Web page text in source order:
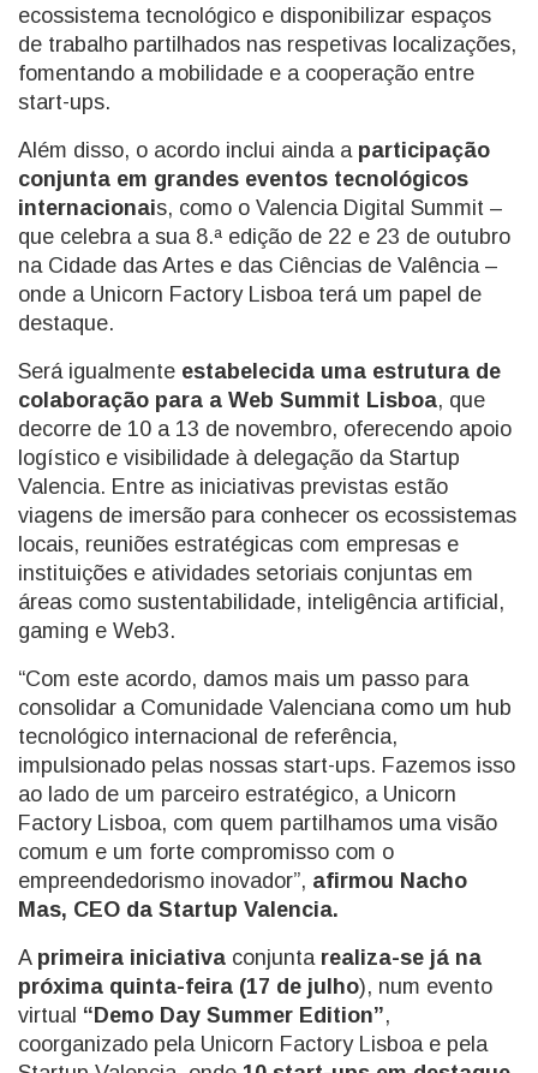
ecossistema tecnológico e disponibilizar espaços
de trabalho partilhados nas respetivas localizações,
fomentando a mobilidade e a cooperação entre
start-ups.
Além disso, o acordo inclui ainda a participação
conjunta em grandes eventos tecnológicos
internacionais, como o Valencia Digital Summit –
que celebra a sua 8.ª edição de 22 e 23 de outubro
na Cidade das Artes e das Ciências de Valência –
onde a Unicorn Factory Lisboa terá um papel de
destaque.
Será igualmente estabelecida uma estrutura de
colaboração para a Web Summit Lisboa, que
decorre de 10 a 13 de novembro, oferecendo apoio
logístico e visibilidade à delegação da Startup
Valencia. Entre as iniciativas previstas estão
viagens de imersão para conhecer os ecossistemas
locais, reuniões estratégicas com empresas e
instituições e atividades setoriais conjuntas em
áreas como sustentabilidade, inteligência artificial,
gaming e Web3.
“Com este acordo, damos mais um passo para
consolidar a Comunidade Valenciana como um hub
tecnológico internacional de referência,
impulsionado pelas nossas start-ups. Fazemos isso
ao lado de um parceiro estratégico, a Unicorn
Factory Lisboa, com quem partilhamos uma visão
comum e um forte compromisso com o
empreendedorismo inovador”, afirmou Nacho
Mas, CEO da Startup Valencia.
A primeira iniciativa conjunta realiza-se já na
próxima quinta-feira (17 de julho), num evento
virtual “Demo Day Summer Edition”,
coorganizado pela Unicorn Factory Lisboa e pela